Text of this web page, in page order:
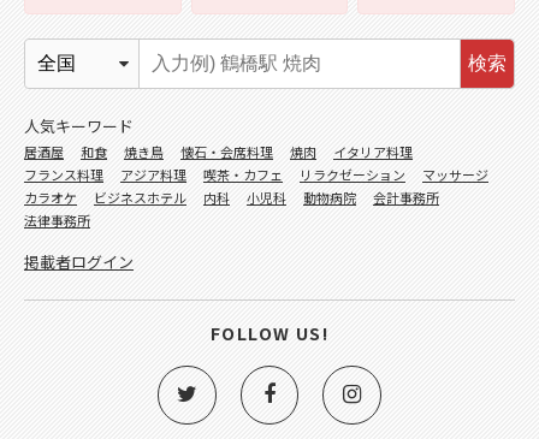
検索
人気キーワード
居酒屋 和食 焼き鳥 懐石・会席料理 焼肉
イタリア料理
フランス料理
アジア料理 喫茶・カフェ リラクゼーション
マッサージ
カラオケ
ビジネスホテル 内科 小児科 動物病院
会計事務所
法律事務所
掲載者ログイン
FOLLOW US!